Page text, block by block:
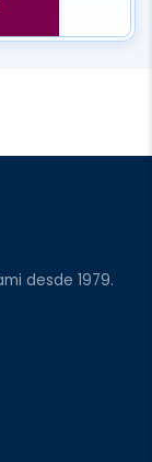
desde 1979.